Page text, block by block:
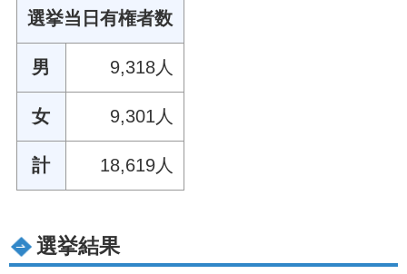
選挙当日有権者数
男 9,318人
女 9,301人
計 18,619人
選挙結果